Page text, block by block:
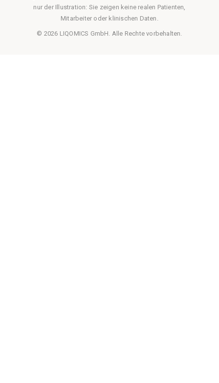
nur der Illustration: Sie zeigen keine realen Patienten,
Mitarbeiter oder klinischen Daten.
© 2026 LIQOMICS GmbH. Alle Rechte vorbehalten.